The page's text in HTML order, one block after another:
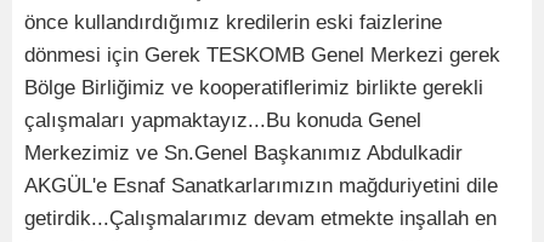
önce kullandırdığımız kredilerin eski faizlerine
dönmesi için Gerek TESKOMB Genel Merkezi gerek
Bölge Birliğimiz ve kooperatiflerimiz birlikte gerekli
çalışmaları yapmaktayız...Bu konuda Genel
Merkezimiz ve Sn.Genel Başkanımız Abdulkadir
AKGÜL'e Esnaf Sanatkarlarımızın mağduriyetini dile
getirdik...Çalışmalarımız devam etmekte inşallah en